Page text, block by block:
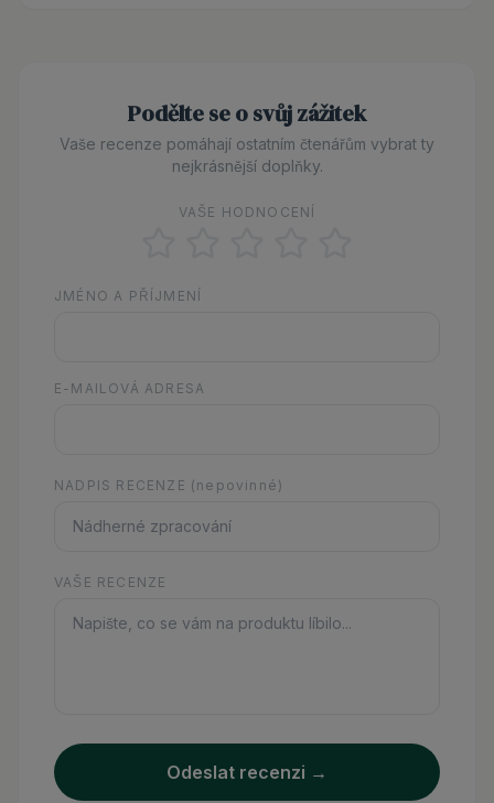
Podělte se o svůj zážitek
Vaše recenze pomáhají ostatním čtenářům vybrat ty
nejkrásnější doplňky.
VAŠE HODNOCENÍ
JMÉNO A PŘÍJMENÍ
E-MAILOVÁ ADRESA
NADPIS RECENZE (nepovinné)
VAŠE RECENZE
Odeslat recenzi →